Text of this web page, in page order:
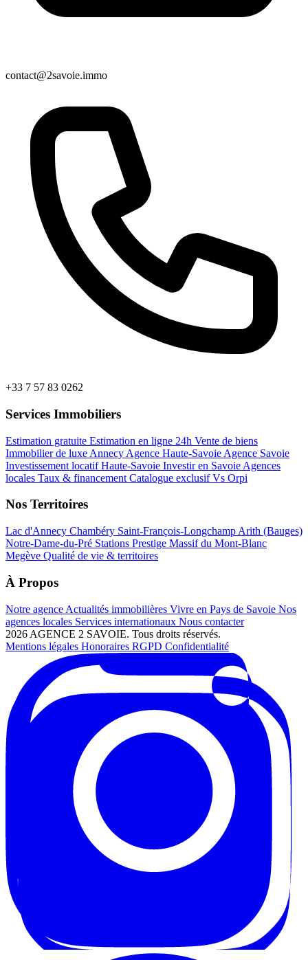
contact@2savoie.immo
+33 7 57 83 0262
Services Immobiliers
Estimation gratuite Estimation en ligne 24h Vente de biens
Immobilier de luxe Annecy Agence Haute-Savoie Agence Savoie
Investissement locatif Haute-Savoie Investir en Savoie Agences
locales Taux & financement Catalogue exclusifVs Orpi
Nos Territoires
Lac d'Annecy Chambéry Saint-François-Longchamp Arith (Bauges)
Notre-Dame-du-Pré Stations Prestige Massif du Mont-Blanc
Megève Qualité de vie & territoires
À Propos
Notre agence Actualités immobilières Vivre en Pays de Savoie Nos
agences locales Services internationaux Nous contacter
2026 AGENCE 2 SAVOIE. Tous droits réservés.
Mentions légales Honoraires RGPD Confidentialité